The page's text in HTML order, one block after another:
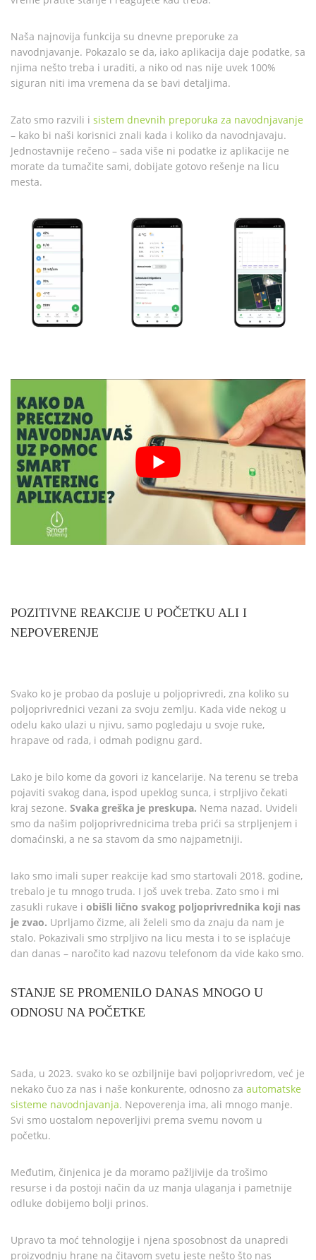
Naša najnovija funkcija su dnevne preporuke za
navodnjavanje. Pokazalo se da, iako aplikacija daje podatke, sa
njima nešto treba i uraditi, a niko od nas nije uvek 100%
siguran niti ima vremena da se bavi detaljima.
Zato smo razvili i sistem dnevnih preporuka za navodnjavanje
– kako bi naši korisnici znali kada i koliko da navodnjavaju.
Jednostavnije rečeno – sada više ni podatke iz aplikacije ne
morate da tumačite sami, dobijate gotovo rešenje na licu
mesta.
POZITIVNE REAKCIJE U POČETKU ALI I
NEPOVERENJE
Svako ko je probao da posluje u poljoprivredi, zna koliko su
poljoprivrednici vezani za svoju zemlju. Kada vide nekog u
odelu kako ulazi u njivu, samo pogledaju u svoje ruke,
hrapave od rada, i odmah podignu gard.
Lako je bilo kome da govori iz kancelarije. Na terenu se treba
pojaviti svakog dana, ispod upeklog sunca, i strpljivo čekati
kraj sezone. Svaka greška je preskupa. Nema nazad. Uvideli
smo da našim poljoprivrednicima treba prići sa strpljenjem i
domaćinski, a ne sa stavom da smo najpametniji.
Iako smo imali super reakcije kad smo startovali 2018. godine,
trebalo je tu mnogo truda. I još uvek treba. Zato smo i mi
zasukli rukave i obišli lično svakog poljoprivrednika koji nas
je zvao. Uprljamo čizme, ali želeli smo da znaju da nam je
stalo. Pokazivali smo strpljivo na licu mesta i to se isplaćuje
dan danas – naročito kad nazovu telefonom da vide kako smo.
STANJE SE PROMENILO DANAS MNOGO U
ODNOSU NA POČETKE
Sada, u 2023. svako ko se ozbiljnije bavi poljoprivredom, već je
nekako čuo za nas i naše konkurente, odnosno za automatske
sisteme navodnjavanja. Nepoverenja ima, ali mnogo manje.
Svi smo uostalom nepoverljivi prema svemu novom u
početku.
Međutim, činjenica je da moramo pažljivije da trošimo
resurse i da postoji način da uz manja ulaganja i pametnije
odluke dobijemo bolji prinos.
Upravo ta moć tehnologije i njena sposobnost da unapredi
proizvodnju hrane na čitavom svetu jeste nešto što nas